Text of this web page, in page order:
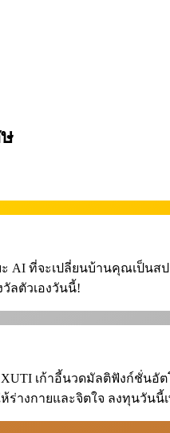
ะ AI ที่จะเปลี่ยนบ้านคุณเป็
ลตัวเองวันนี้!
เก้าอี้นวดมัลติฟังก์ชั่น
ร่างกายและจิตใจ ลงทุนวั